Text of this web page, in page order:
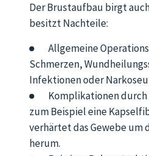
Der Brustaufbau birgt
besitzt Nachteile:
Allgemeine
Schmerzen,
Infektionen oder
Komplikationen
zum Beispiel eine
verhärtet das Gewebe um
herum.